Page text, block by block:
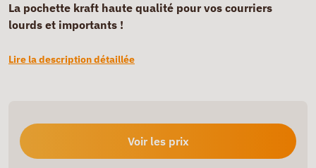
La pochette kraft haute qualité pour vos courriers
lourds et importants !
Lire la description détaillée
Voir les prix